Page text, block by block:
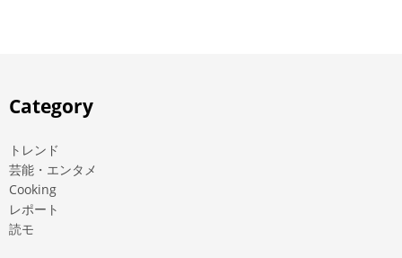
Category
トレンド
芸能・エンタメ
Cooking
レポート
読モ